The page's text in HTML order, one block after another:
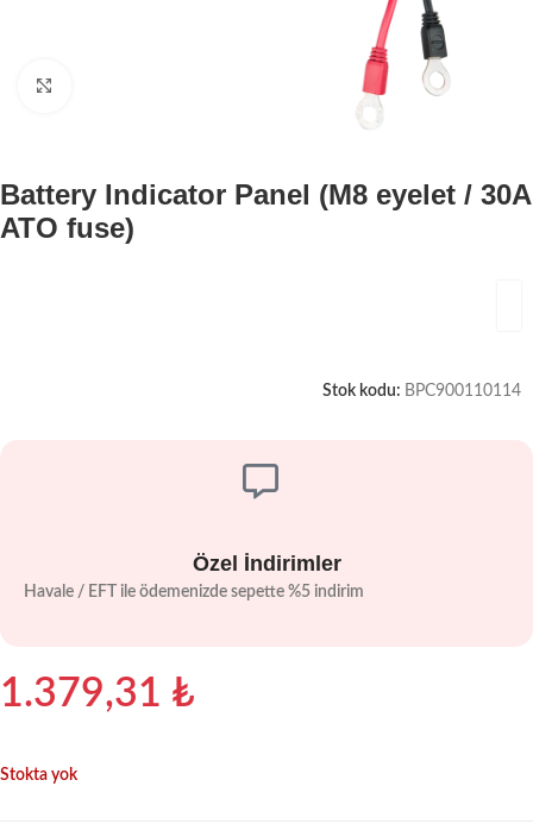
Battery Indicator Panel (M8 eyelet / 30A
ATO fuse)
Stok kodu: BPC900110114
Özel İndirimler
Havale / EFT ile ödemenizde sepette %5 indirim
1.379,31 ₺
Stokta yok